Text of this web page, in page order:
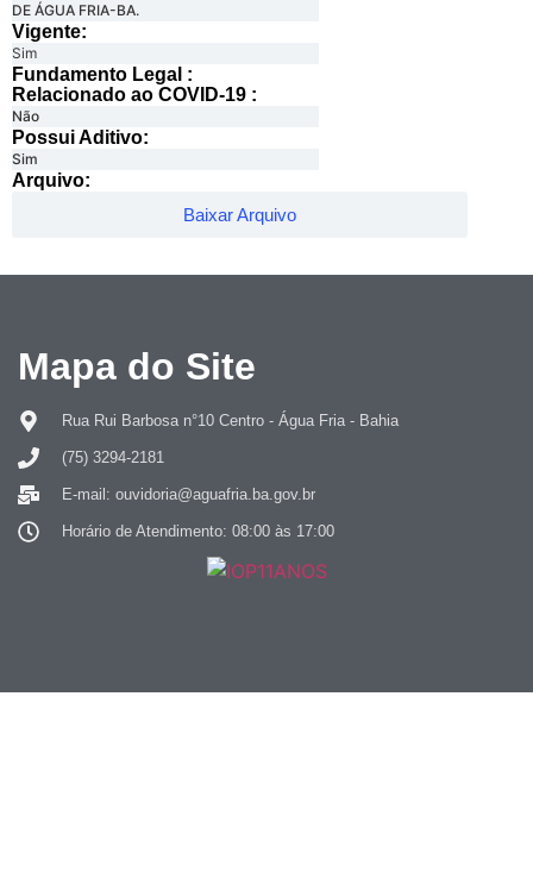
DE ÁGUA FRIA-BA.
Vigente:
Sim
Fundamento Legal :​
Relacionado ao COVID-19 :​
Não
Possui Aditivo:​
Sim
Arquivo:
Baixar Arquivo
Mapa do Site
Rua Rui Barbosa n°10 Centro - Água Fria - Bahia
(75) 3294-2181
E-mail: ouvidoria@aguafria.ba.gov.br
Horário de Atendimento: 08:00 às 17:00